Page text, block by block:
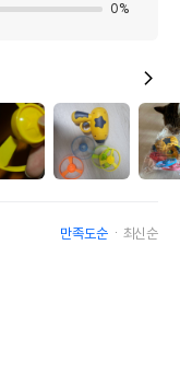
0%
만족도순 최신순